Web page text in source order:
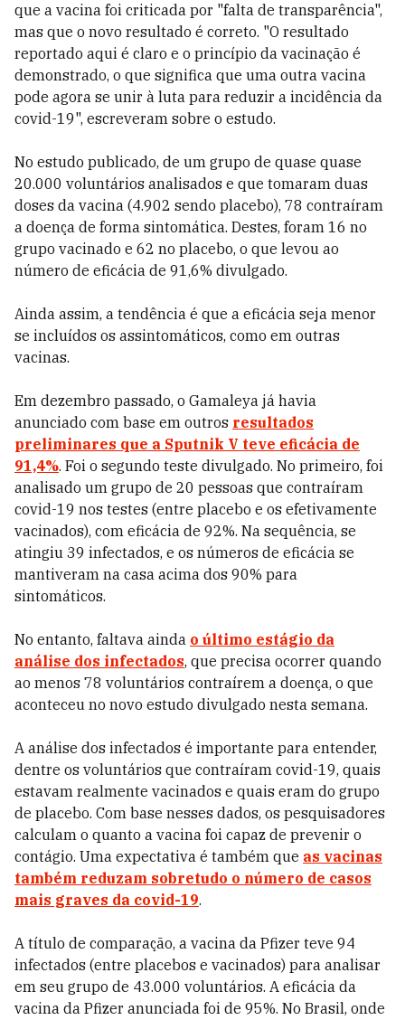
que a vacina foi criticada por "falta de transparência",
mas que o novo resultado é correto. "O resultado
reportado aqui é claro e o princípio da vacinação é
demonstrado, o que significa que uma outra vacina
pode agora se unir à luta para reduzir a incidência da
covid-19", escreveram sobre o estudo.
No estudo publicado, de um grupo de quase quase
20.000 voluntários analisados e que tomaram duas
doses da vacina (4.902 sendo placebo), 78 contraíram
a doença de forma sintomática. Destes, foram 16 no
grupo vacinado e 62 no placebo, o que levou ao
número de eficácia de 91,6% divulgado.
Ainda assim, a tendência é que a eficácia seja menor
se incluídos os assintomáticos, como em outras
vacinas.
Em dezembro passado, o Gamaleya já havia
anunciado com base em outros resultados
preliminares que a Sputnik V teve eficácia de
91,4%. Foi o segundo teste divulgado. No primeiro, foi
analisado um grupo de 20 pessoas que contraíram
covid-19 nos testes (entre placebo e os efetivamente
vacinados), com eficácia de 92%. Na sequência, se
atingiu 39 infectados, e os números de eficácia se
mantiveram na casa acima dos 90% para
sintomáticos.
No entanto, faltava ainda o último estágio da
análise dos infectados, que precisa ocorrer quando
ao menos 78 voluntários contraírem a doença, o que
aconteceu no novo estudo divulgado nesta semana.
A análise dos infectados é importante para entender,
dentre os voluntários que contraíram covid-19, quais
estavam realmente vacinados e quais eram do grupo
de placebo. Com base nesses dados, os pesquisadores
calculam o quanto a vacina foi capaz de prevenir o
contágio. Uma expectativa é também que as vacinas
também reduzam sobretudo o número de casos
mais graves da covid-19.
A título de comparação, a vacina da Pfizer teve 94
infectados (entre placebos e vacinados) para analisar
em seu grupo de 43.000 voluntários. A eficácia da
vacina da Pfizer anunciada foi de 95%. No Brasil, onde